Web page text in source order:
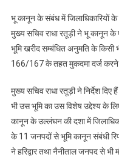
भू कानून के संबंध में जिलाधिकारियों के
मुख्य सचिव राधा रतूड़ी ने भू कानून के
भूमि खरीद सम्बंधित अनुमति के
166/167 के तहत मुकदमा दर्ज करने
मुख्य सचिव राधा रतूड़ी ने निर्देश
भी उस भूमि का उस विशेष उद्देश्य के
कानून के उल्लंघन की दशा में
के 11 जनपदों से भूमि कानून संबंधी
ने हरिद्वार तथा नैनीताल जनपद से भी